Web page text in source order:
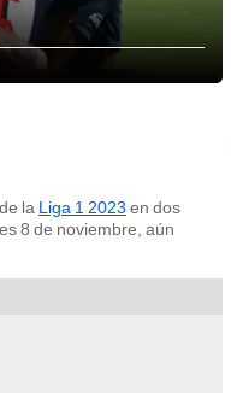
la Liga 1 2023 en dos
8 de noviembre, aún